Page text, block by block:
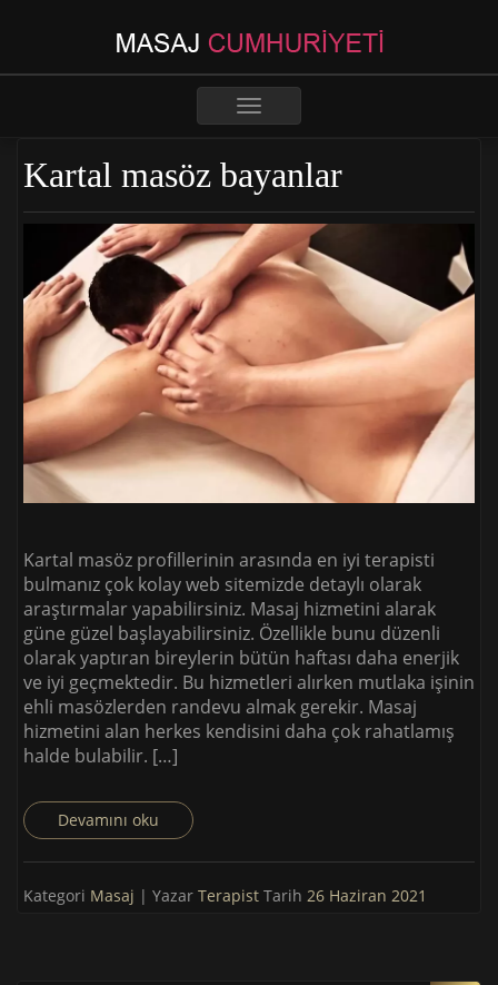
Toggle
Kartal masöz bayanlar
Kartal masöz profillerinin arasında en iyi terapisti
bulmanız çok kolay web sitemizde detaylı olarak
araştırmalar yapabilirsiniz. Masaj hizmetini alarak
güne güzel başlayabilirsiniz. Özellikle bunu düzenli
olarak yaptıran bireylerin bütün haftası daha enerjik
ve iyi geçmektedir. Bu hizmetleri alırken mutlaka işinin
ehli masözlerden randevu almak gerekir. Masaj
hizmetini alan herkes kendisini daha çok rahatlamış
halde bulabilir. […]
Devamını oku
Kategori Masaj | Yazar Terapist Tarih 26 Haziran 2021